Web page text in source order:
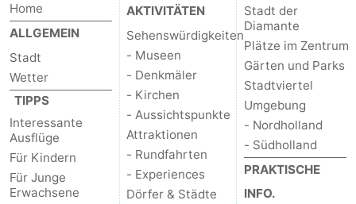
Home
ALLGEMEIN
Stadt
Wetter
TIPPS
Interessante
Ausflüge
Für Kindern
Für Junge
Erwachsene
AKTIVITÄTEN
Sehenswürdigkeiten
- Museen
- Denkmäler
- Kirchen
- Aussichtspunkte
Attraktionen
- Rundfahrten
- Experiences
Dörfer & Städte
Stadt der
Diamante
Plätze im Zentrum
Gärten und Parks
Stadtviertel
Umgebung
- Nordholland
- Südholland
PRAKTISCHE
INFO.